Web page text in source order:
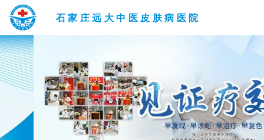
石家庄远大中医皮肤病医院